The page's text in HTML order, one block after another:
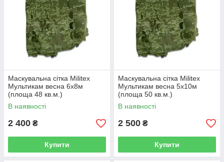
Маскувальна сітка Militex
Мультикам весна 6х8м
(площа 48 кв.м.)
В наявності
2 400 ₴
Купити
Маскувальна сітка Militex
Мультикам весна 5х10м
(площа 50 кв.м.)
В наявності
2 500 ₴
Купити